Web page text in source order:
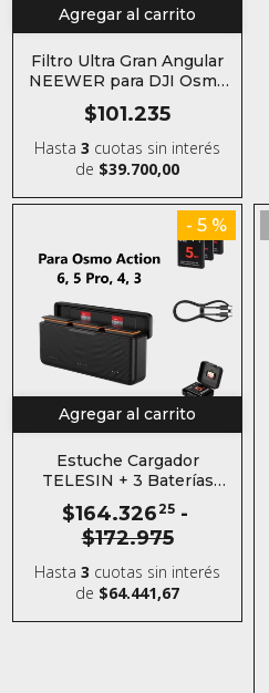
Agregar al carrito
Filtro Ultra Gran Angular
NEEWER para DJI Osmo
$101.235
Hasta3 cuotas sin interés
de $39.700,00
- 5 %
Agregar al carrito
Estuche Cargador
TELESIN + 3 Baterías
WloonG para Osmo
Action 3 / 4 / 5 / 6 / Osmo
360
$164.32625 -
$172.975
Hasta3 cuotas sin interés
de $64.441,67